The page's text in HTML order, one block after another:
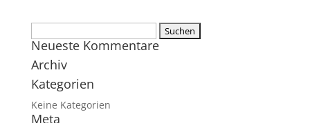
nach:
Neueste Kommentare
Archiv
Kategorien
Keine Kategorien
Meta